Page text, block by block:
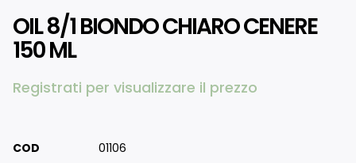
OIL 8/1 BIONDO CHIARO CENERE
150 ML
Registrati per visualizzare il prezzo
COD
01106